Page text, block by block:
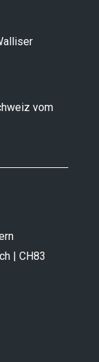
vom
| CH83